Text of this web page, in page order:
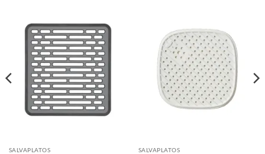
SALVAPLATOS SALVAPLATOS